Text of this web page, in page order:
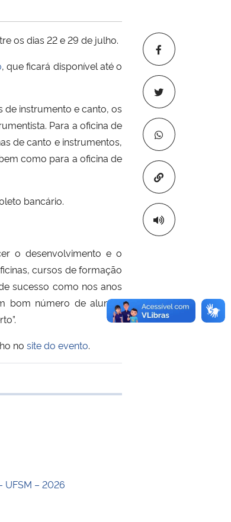
Copiar para
os dias 22 e 29 de julho.
, que ficará disponível até o
de instrumento e canto, os
Para a oficina de
de canto e instrumentos,
como para a oficina de
bancário.
o desenvolvimento e o
cursos de formação
sucesso como nos anos
bom número de alunos,
no site do evento.
UFSM – 2026